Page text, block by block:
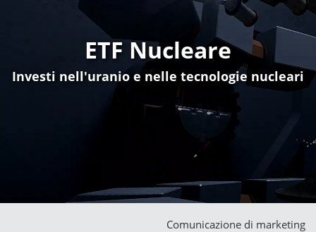
ETF Nucleare
Investi nell'uranio e nelle tecnologie nucleari
Comunicazione di marketing